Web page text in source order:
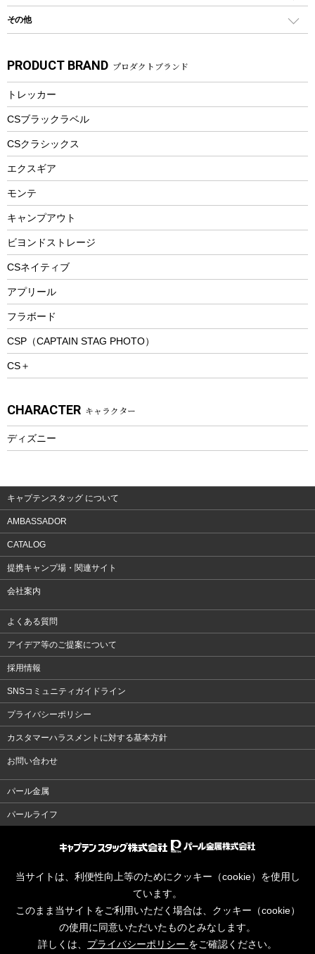
バーベキューツール
カトラリー
マグカップ、カップ
ステンレスボトル
フードボトル
トレー
ランチョンマット
ランチボックス
その他アウトドア雑貨
スプレー関係
ツール、他
パドル
ヘルメット
エアーポンプ
アクセサリー
シティサイクル
自転車ウェア
ラッシュガード
パラソル
フローティングベスト
ヘルメット
エアーポンプ
ビーチテント
ウィンター
スノーシュー
防寒ウェア
トレッキング
トレッキングアクセサリー
プレイグッズ
ウェルネス
ウェア、タオル
ウェア
その他
湯たんぽ
防災用品
PRODUCT BRAND プロダクトブランド
トレッカー
CSブラックラベル
CSクラシックス
エクスギア
モンテ
キャンプアウト
ビヨンドストレージ
CSネイティブ
アプリール
フラボード
CSP（CAPTAIN STAG PHOTO）
CS＋
CHARACTER キャラクター
ディズニー
キャプテンスタッグ について
AMBASSADOR
CATALOG
提携キャンプ場・関連サイト
会社案内
よくある質問
アイデア等のご提案について
採用情報
SNSコミュニティガイドライン
プライバシーポリシー
カスタマーハラスメントに対する基本方針
お問い合わせ
パール金属
パールライフ
当サイトは、利便性向上等のためにクッキー（cookie）を使用し
ています。
このまま当サイトをご利用いただく場合は、クッキー（cookie）
の使用に同意いただいたものとみなします。
詳しくは、 プライバシーポリシー をご確認ください。